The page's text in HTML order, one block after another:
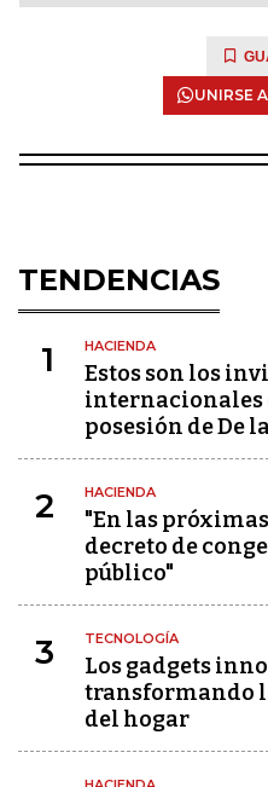
UNIRSE
TENDENCIAS
1 HACIENDA
Estos son los
internacionales
posesión de De
2 HACIENDA
"En las
decreto de
público"
3 TECNOLOGÍA
Los gadgets
transformando
del hogar